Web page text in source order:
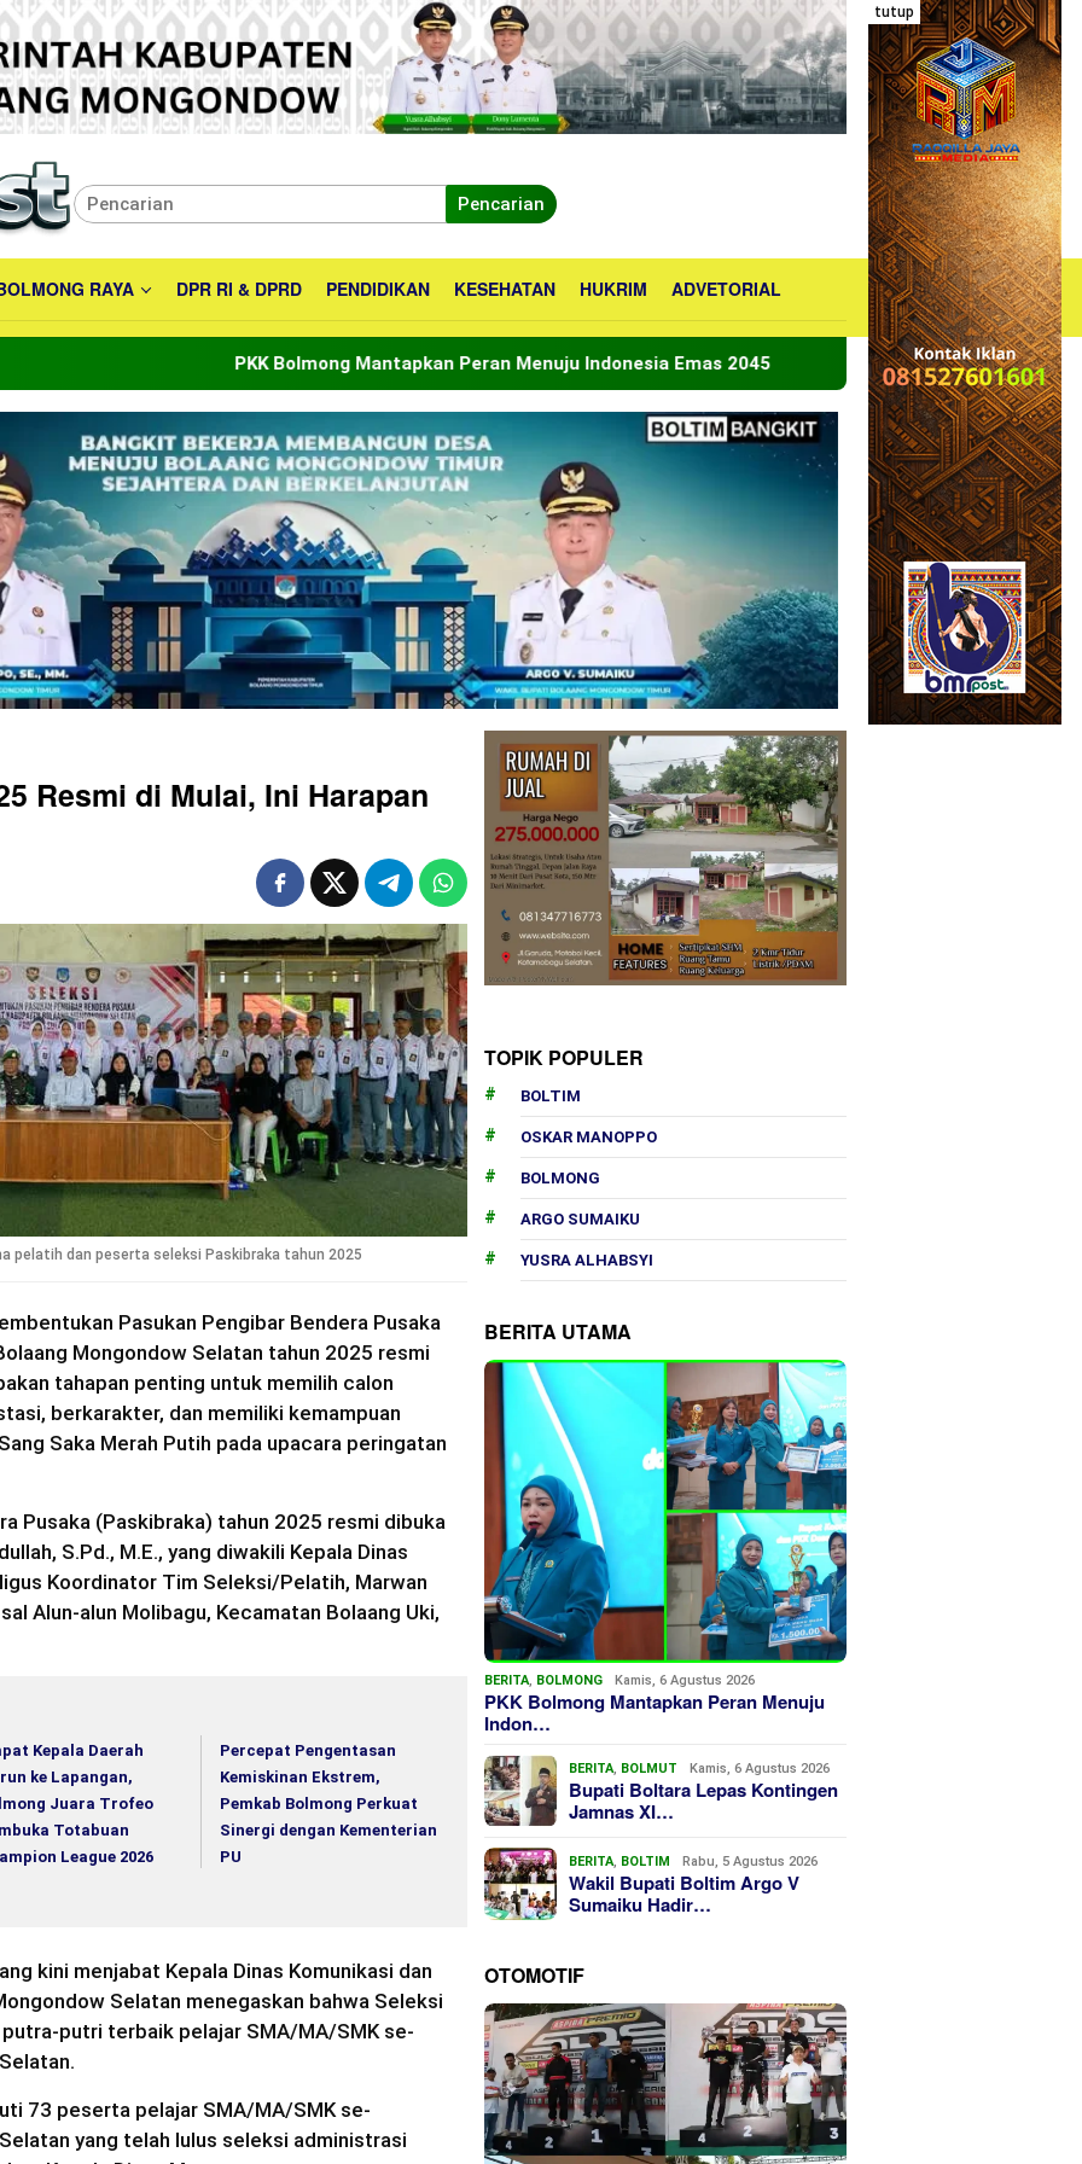
tutup
Pencarian
RAYA DPR RI & DPRD PENDIDIKAN KESEHATAN HUKRIM ADVETORIAL
PKK Bolmong Mantapkan Peran Menuju Indonesia Emas 2045 Bupati Boltara Lepas Kontingen Jamnas XII
Resmi di Mulai, Ini Harapan
pelatih dan peserta seleksi Paskibraka tahun 2025
Pasukan Pengibar Bendera Pusaka
Mongondow Selatan tahun 2025 resmi
tahapan penting untuk memilih calon
berkarakter, dan memiliki kemampuan
Saka Merah Putih pada upacara peringatan
Pusaka (Paskibraka) tahun 2025 resmi dibuka
S.Pd., M.E., yang diwakili Kepala Dinas
Koordinator Tim Seleksi/Pelatih, Marwan
Alun-alun Molibagu, Kecamatan Bolaang Uki,
Kepala Daerah
ke Lapangan,
Juara Trofeo
Totabuan
League 2026
Percepat Pengentasan
Kemiskinan Ekstrem,
Pemkab Bolmong Perkuat
Sinergi dengan Kementerian
PU
kini menjabat Kepala Dinas Komunikasi dan
Selatan menegaskan bahwa Seleksi
putri terbaik pelajar SMA/MA/SMK se-
73 peserta pelajar SMA/MA/SMK se-
yang telah lulus seleksi administrasi
TOPIK POPULER
BOLTIM
OSKAR MANOPPO
BOLMONG
ARGO SUMAIKU
YUSRA ALHABSYI
BERITA UTAMA
BERITA, BOLMONG Kamis, 6 Agustus 2026
PKK Bolmong Mantapkan Peran Menuju
Indon…
BERITA, BOLMUT Kamis, 6 Agustus 2026
Bupati Boltara Lepas Kontingen
Jamnas XI…
BERITA, BOLTIM Rabu, 5 Agustus 2026
Wakil Bupati Boltim Argo V
Sumaiku Hadir…
OTOMOTIF